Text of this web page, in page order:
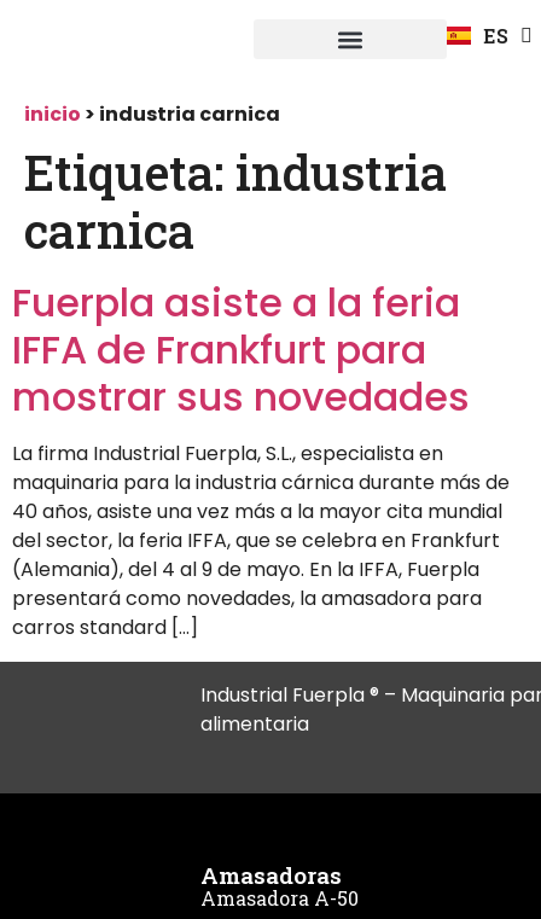
ES
DE
inicio > industria carnica
Etiqueta: industria
carnica
Fuerpla asiste a la feria
IFFA de Frankfurt para
mostrar sus novedades
La firma Industrial Fuerpla, S.L., especialista en
maquinaria para la industria cárnica durante más de
40 años, asiste una vez más a la mayor cita mundial
del sector, la feria IFFA, que se celebra en Frankfurt
(Alemania), del 4 al 9 de mayo. En la IFFA, Fuerpla
presentará como novedades, la amasadora para
carros standard […]
Industrial Fuerpla ® – Maquinaria
alimentaria
Amasadoras
Amasadora A-50